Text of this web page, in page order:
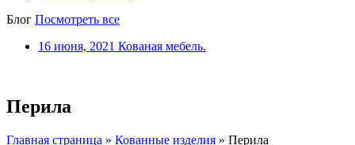
Блог Посмотреть все
16 июня, 2021 Кованая мебель.
Перила
Главная страница » Кованные изделия » Перила